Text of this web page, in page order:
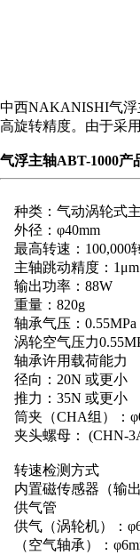
营业执照
中西NAKANISHI气浮
高旋转精度。由于采
气浮主轴ABT-1000产
种类：气动涡轮式
外径：φ40mm
最高转速：100,000
主轴跳动精度：
输出功率：88W
重量：820g
轴承气压：0.55MPa
涡轮空气压力
轴承许用载荷能力
径向：20N 或更小
推力：35N 或更小
筒夹（CHA组）：
夹头螺母： (CHN-
转速检测方式
内置磁传感器（输出
供气管
供气（涡轮机）：
（空气轴承）：